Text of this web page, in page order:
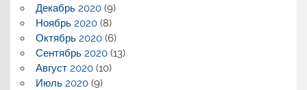
Декабрь 2020(9)
Ноябрь 2020(8)
Октябрь 2020(6)
Сентябрь 2020(13)
Август 2020(10)
Июль 2020(9)